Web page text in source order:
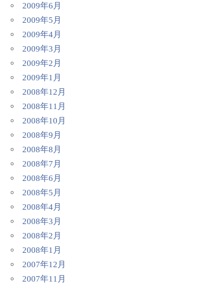
2009年6月
2009年5月
2009年4月
2009年3月
2009年2月
2009年1月
2008年12月
2008年11月
2008年10月
2008年9月
2008年8月
2008年7月
2008年6月
2008年5月
2008年4月
2008年3月
2008年2月
2008年1月
2007年12月
2007年11月